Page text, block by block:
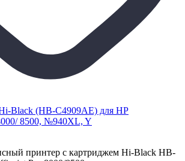
принтер с картриджем Hi-Black HB-